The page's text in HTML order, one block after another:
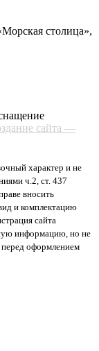
столица»,
сайта —
характер и не
ч.2, ст. 437
вносить
и комплектацию
сайта
информацию, но не
оформлением